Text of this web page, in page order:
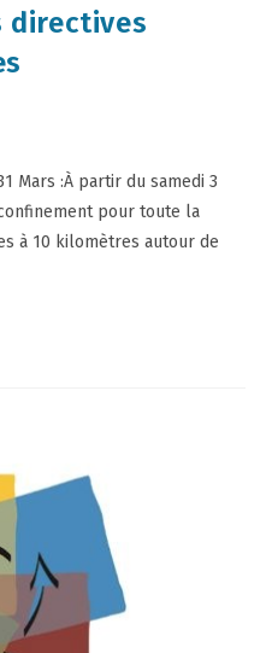
directives
Mars :À partir du samedi 3
pour toute la
à 10 kilomètres autour de